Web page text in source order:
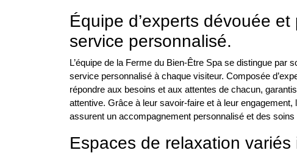
Équipe d’experts dévouée
service personnalisé.
L’équipe de la Ferme du Bien-Être Spa se distingue par
service personnalisé à chaque visiteur. Composée
répondre aux besoins et aux attentes de chacun,
attentive. Grâce à leur savoir-faire et à leur
assurent un accompagnement personnalisé et des
Espaces de relaxation